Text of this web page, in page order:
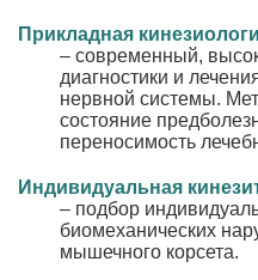
Прикладная
– современный,
диагностики и
нервной системы.
состояние
переносимость
Индивидуальная
– подбор
биомеханических
мышечного корсета.